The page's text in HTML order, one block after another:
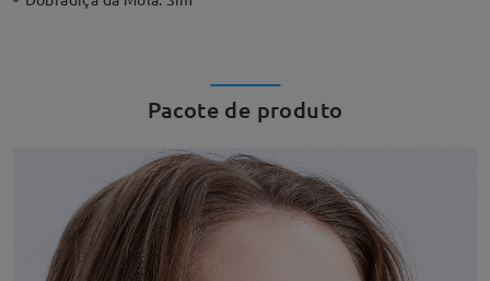
Pacote de produto